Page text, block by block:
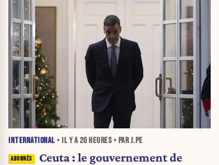
INTERNATIONAL • IL Y A 20 HEURES• PAR J.PE
Ceuta : le gouvernement de